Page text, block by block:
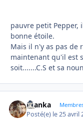
pauvre petit Pepper,
bonne étoile.
Mais il n'y as pas de
maintenant qu'il est
soit.......C.S et sa
branka
Posté(e) le 25 avril